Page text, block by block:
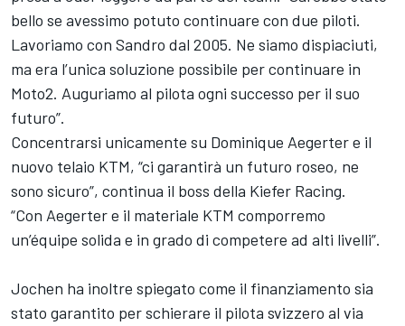
bello se avessimo potuto continuare con due piloti.
Lavoriamo con Sandro dal 2005. Ne siamo dispiaciuti,
ma era l’unica soluzione possibile per continuare in
Moto2. Auguriamo al pilota ogni successo per il suo
futuro”.
Concentrarsi unicamente su Dominique Aegerter e il
nuovo telaio KTM, “ci garantirà un futuro roseo, ne
sono sicuro”, continua il boss della Kiefer Racing.
“Con Aegerter e il materiale KTM comporremo
un’équipe solida e in grado di competere ad alti livelli”.
Jochen ha inoltre spiegato come il finanziamento sia
stato garantito per schierare il pilota svizzero al via